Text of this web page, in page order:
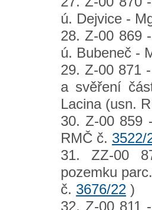
ú. Dejvice -
28. Z-00 869
ú. Bubeneč -
29. Z-00 871
a svěření
Lacina (usn.
30. Z-00 859
RMČ č. 3522/
31. ZZ-00
pozemku
č. 3676/22 )
32. Z-00 811